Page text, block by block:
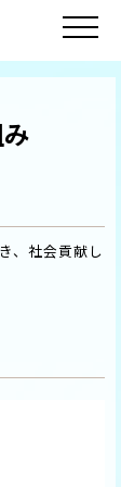
、社会貢献し